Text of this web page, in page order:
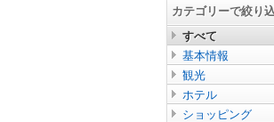
カテゴリーで絞り
すべて
基本情報
観光
ホテル
ショッピング